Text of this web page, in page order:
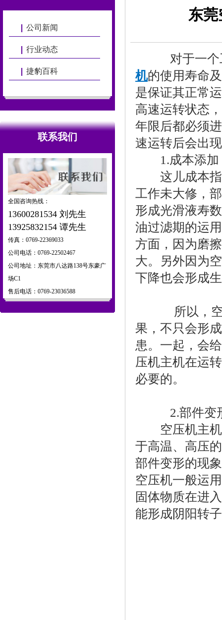
公司新闻
行业动态
捷豹百科
联系我们
全国咨询热线：
13600281534 刘先生
13925832154 谭先生
传真：0769-22369033
公司电话：0769-22502467
公司地址：东莞市八达路138号东豪广
场C1
售后电话：0769-23036588
东
对于一个
机的使用寿命
是保证其正常
高速运转状态
年限后都必须
速运转后会出
1.成本添加
这儿成本指
工作未大修，
形成光滑液寿
油过滤期的运
方面，因为磨
大。另外因为
下降也会形成
所以，空
果，不只会形
患。一起，会
压机主机在运
必要的。
2.部件变
空压机主机
于高温、高压
部件变形的现
空压机一般运
固体物质在进
能形成阴阳转